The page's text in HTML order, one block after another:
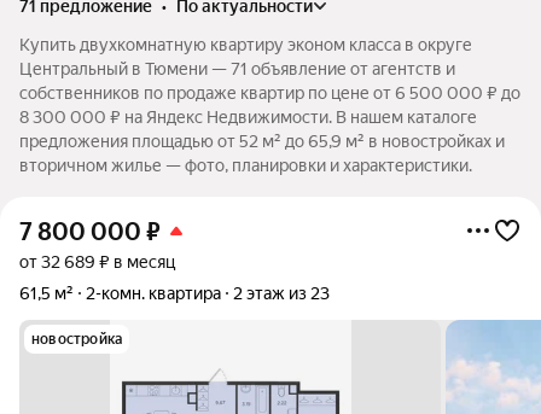
71 предложение •
по актуальности
Купить двухкомнатную квартиру эконом класса в округе
Центральный в Тюмени — 71 объявление от агентств и
собственников по продаже квартир по цене от 6 500 000 ₽ до
8 300 000 ₽ на Яндекс Недвижимости. В нашем каталоге
предложения площадью от 52 м² до 65,9 м² в новостройках и
вторичном жилье — фото, планировки и характеристики.
7 800 000 ₽
от 32 689 ₽ в месяц
61,5 м²
2-комн. квартира 2 этаж из 23
новостройка